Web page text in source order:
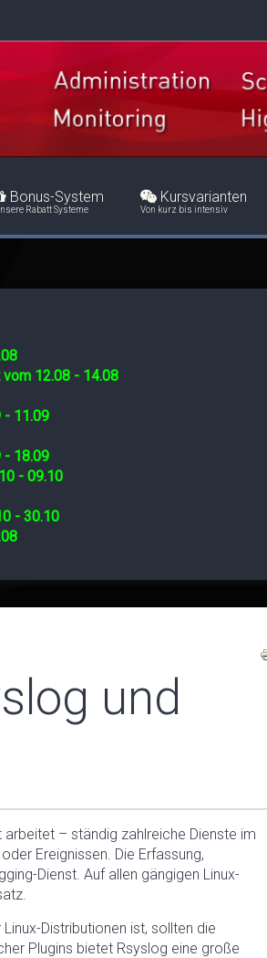
Bonus-System
Rabatt Systeme
Kursvarianten
Von kurz bis intensiv
12.08 - 14.08
- 11.09
- 18.09
- 09.10
- 30.10
und
– ständig zahlreiche Dienste im
Ereignissen. Die Erfassung,
Dienst. Auf allen gängigen Linux-
Distributionen ist, sollten die
Plugins bietet Rsyslog eine große